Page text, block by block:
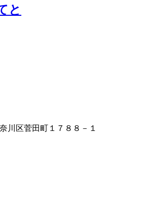
と
川区菅田町１７８８－１